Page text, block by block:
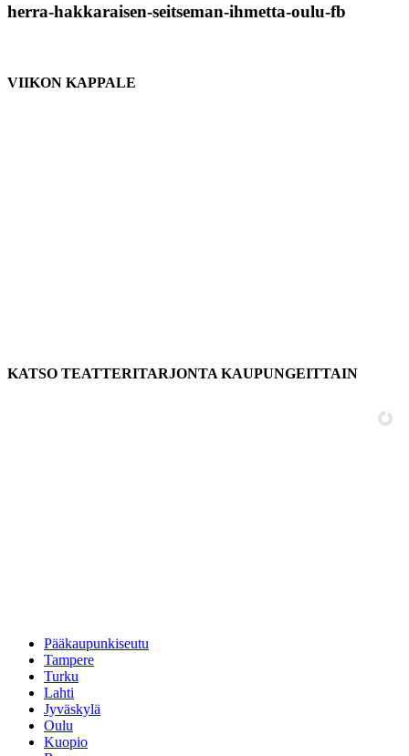
herra-hakkaraisen-seitseman-ihmetta-oulu-fb
VIIKON KAPPALE
KATSO TEATTERITARJONTA KAUPUNGEITTAIN
Pääkaupunkiseutu
Tampere
Turku
Lahti
Jyväskylä
Oulu
Kuopio